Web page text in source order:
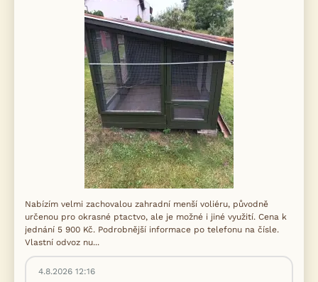
Nabízím velmi zachovalou zahradní menší voliéru, původně
určenou pro okrasné ptactvo, ale je možné i jiné využití. Cena k
jednání 5 900 Kč. Podrobnější informace po telefonu na čísle.
Vlastní odvoz nu...
4.8.2026 12:16